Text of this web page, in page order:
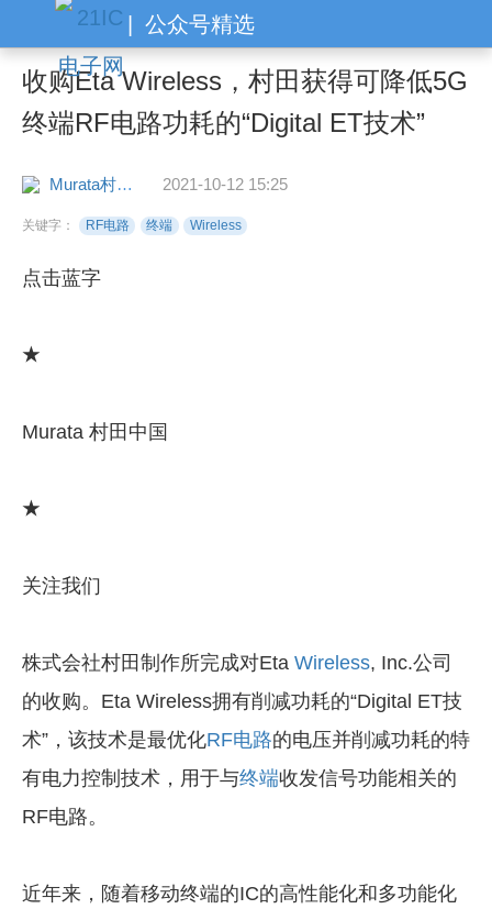
公众号精选
收购Eta Wireless，村田获得可降低5G
终端RF电路功耗的“Digital ET技术”
Murata村田中国 2021-10-12 15:25
关键字： RF电路 终端 Wireless
点击蓝字
★
Murata 村田中国
★
关注我们
株式会社村田制作所完成对Eta Wireless, Inc.公司
的收购。Eta Wireless拥有削减功耗的“Digital ET技
术”，该技术是最优化RF电路的电压并削减功耗的特
有电力控制技术，用于与终端收发信号功能相关的
RF电路。
近年来，随着移动终端的IC的高性能化和多功能化